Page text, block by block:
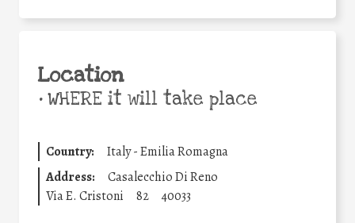
Location
•WHERE it will take place
Country:
Italy - Emilia Romagna
Address:
Casalecchio Di Reno
Via E. Cristoni
82 40033